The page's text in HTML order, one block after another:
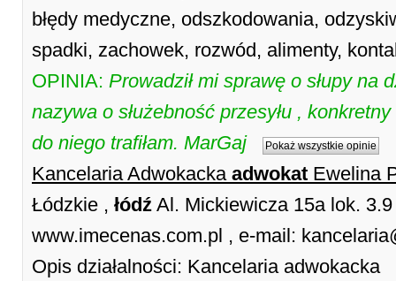
błędy medyczne, odszkodowania,
spadki, zachowek, rozwód, alimenty,
OPINIA: Prowadził mi sprawę o słupy na
nazywa o służebność przesyłu ,
do niego trafiłam. MarGaj
Pokaż wszystkie opinie
Kancelaria Adwokacka adwokat Ewelina
Łódzkie , łódź Al. Mickiewicza 15a lok.
www.imecenas.com.pl , e-mail:
Opis działalności: Kancelaria adwokacka